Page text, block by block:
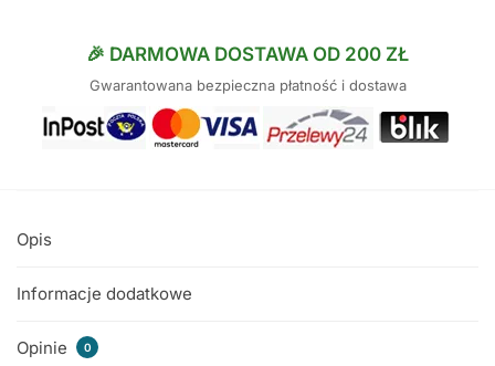
🎉 DARMOWA DOSTAWA OD 200 ZŁ
Gwarantowana bezpieczna płatność i dostawa
Opis
Informacje dodatkowe
Opinie 0